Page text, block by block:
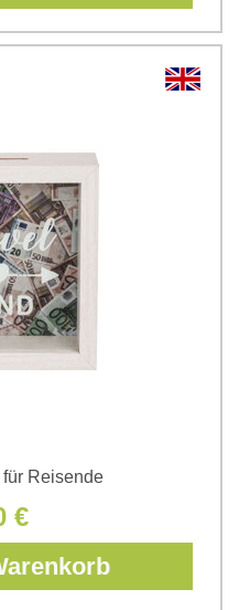
Reisende
€